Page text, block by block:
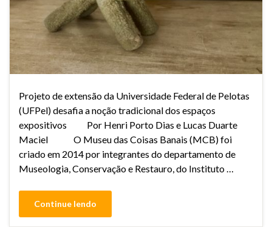
Projeto de extensão da Universidade Federal de Pelotas
(UFPel) desafia a noção tradicional dos espaços
expositivos Por Henri Porto Dias e Lucas Duarte
Maciel O Museu das Coisas Banais (MCB) foi
criado em 2014 por integrantes do departamento de
Museologia, Conservação e Restauro, do Instituto …
Continue lendo